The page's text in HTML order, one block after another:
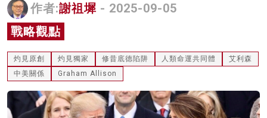
灼見活動
作者:謝祖墀 - 2025-09-05
戰略觀點
灼見原創 灼見獨家 修昔底德陷阱 人類命運共同體
艾利森
中美關係
Graham Allison